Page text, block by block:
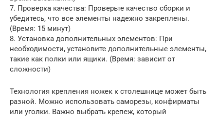
7. Проверка качества: Проверьте качество сборки и
убедитесь, что все элементы надежно закреплены.
(Время: 15 минут)
8. Установка дополнительных элементов: При
необходимости, установите дополнительные элементы,
такие как полки или ящики. (Время: зависит от
сложности)
Технология крепления ножек к столешнице может быть
разной. Можно использовать саморезы, конфирматы
или уголки. Важно выбрать крепеж, который